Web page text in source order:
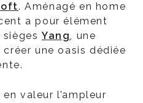
. Aménagé en home
a pour élément
Yang, une
une oasis dédiée
valeur l’ampleur